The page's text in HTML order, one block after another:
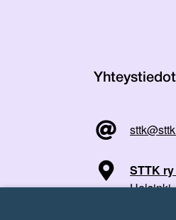
Yhteystiedot
STTK ry